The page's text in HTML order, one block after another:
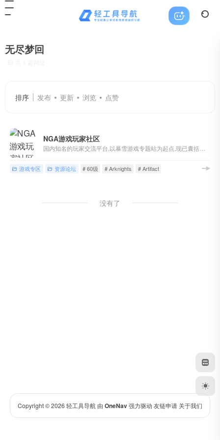
无尽梦回
排序 发布 更新 浏览 点赞
NGA游戏玩家社区
游戏专区 资源论坛 # 60级 # Arknights # Artifact
没有了
Copyright © 2026 轻工具导航 由 OneNav强力驱动 友链申请 关于我们